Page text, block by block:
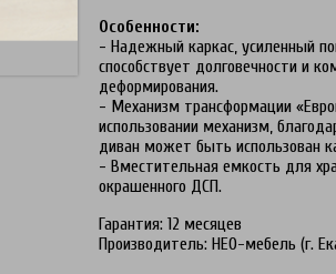
Особенности:
- Надежный каркас, усиленный
способствует долговечности и
деформирования.
- Механизм трансформации
использовании механизм,
диван может быть использован
- Вместительная емкость для
окрашенного ДСП.
Гарантия: 12 месяцев
Производитель: НЕО-мебель (г.